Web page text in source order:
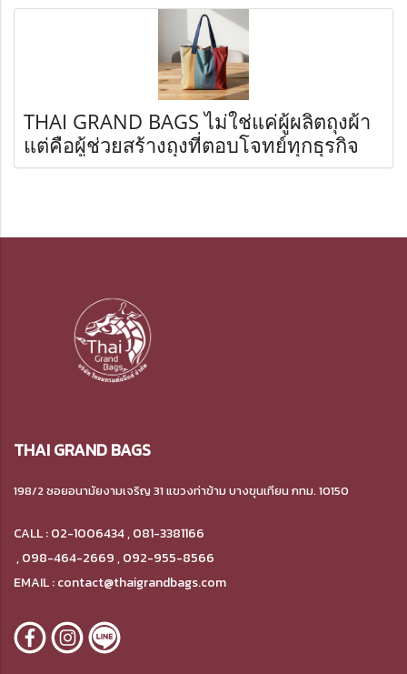
THAI GRAND BAGS ไม่ใช่แค่ผู้ผลิตถุงผ้า
แต่คือผู้ช่วยสร้างถุงที่ตอบโจทย์ทุกธุรกิจ
THAI GRAND BAGS
198/2 ซอยอนามัยงามเจริญ 31 แขวงท่าข้าม บางขุนเทียน กทม. 10150
CALL : 02-1006434 , 081-3381166
,098-464-2669 , 092-955-8566
EMAIL : contact@thaigrandbags.com